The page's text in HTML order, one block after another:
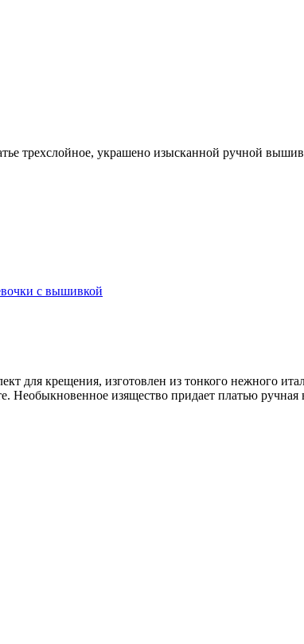
трехслойное, украшено изысканной ручной
для крещения, изготовлен из тонкого нежного
изящество придает платью ручная